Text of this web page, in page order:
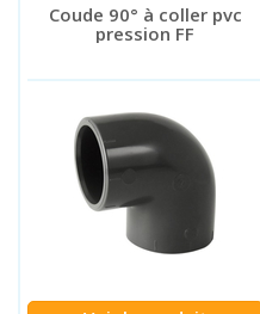
Coude 90° à coller pvc
pression FF